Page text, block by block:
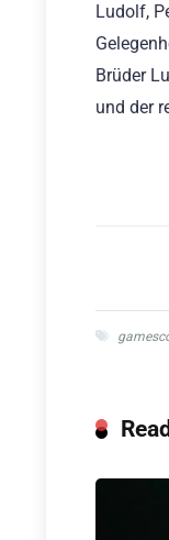
Ludolf,
Brüder
und der